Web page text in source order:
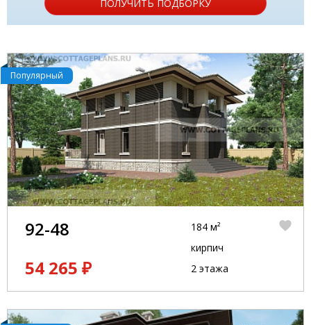
ПОЛУЧИТЬ ПОДБОРКУ
Популярный
92-48
54 265 ₽
184 м²
кирпич
2 этажа